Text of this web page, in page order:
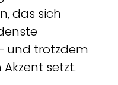
das sich
und trotzdem
setzt.